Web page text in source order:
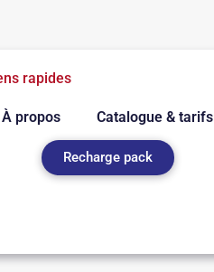
rapides
À propos Catalogue & tarifs
Recharge pack